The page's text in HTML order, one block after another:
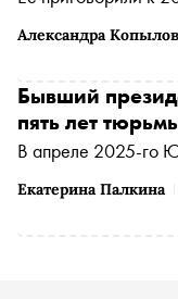
Александра
Екатерина Палкина
Бывший
пять лет
В апреле 2025-го